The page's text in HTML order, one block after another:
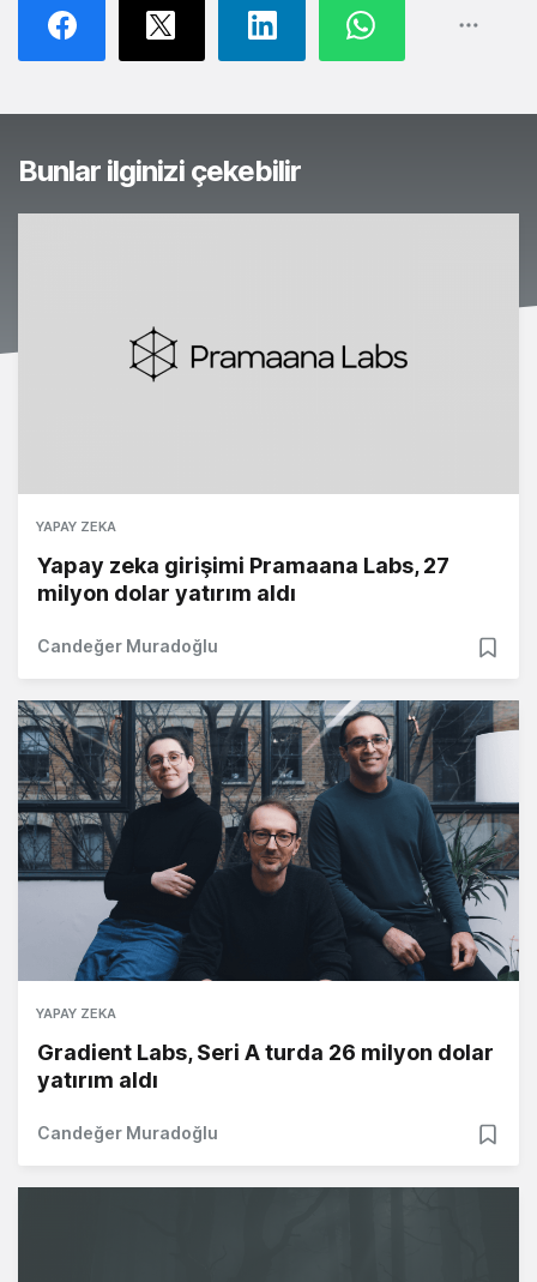
Bunlar ilginizi çekebilir
YAPAY ZEKA
Yapay zeka girişimi Pramaana Labs, 27
milyon dolar yatırım aldı
Candeğer Muradoğlu
YAPAY ZEKA
Gradient Labs, Seri A turda 26 milyon dolar
yatırım aldı
Candeğer Muradoğlu